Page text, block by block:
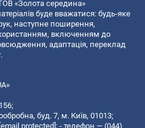
«Золота середина»
буде вважатися: будь-яке
наступне поширення,
включенням до
адаптація, переклад
буд. 7, м. Київ, 01013;
[email protected]; - телефон — (044)